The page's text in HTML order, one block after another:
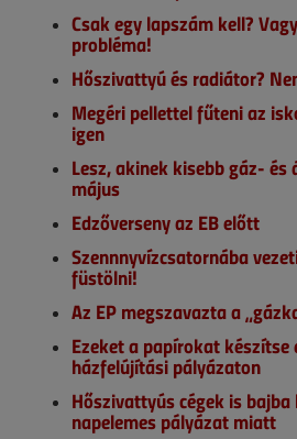
Csak egy lapszám kell?
probléma!
Hőszivattyú és radiátor?
Megéri pellettel fűteni az
igen
Lesz, akinek kisebb gáz-
május
Edzőverseny az EB előtt
Szennnyvízcsatornába
füstölni!
Az EP megszavazta a
Ezeket a papírokat készítse
házfelújítási pályázaton
Hőszivattyús cégek is
napelemes pályázat miatt